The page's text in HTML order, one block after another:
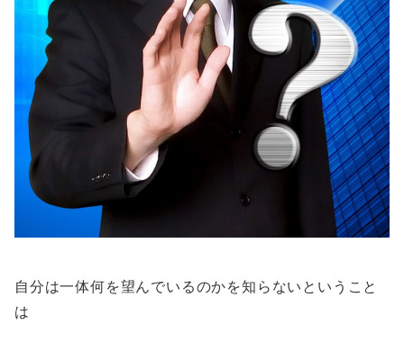
自分は一体何を望んでいるのかを知らないということ
は